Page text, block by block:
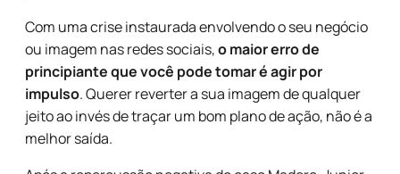
Com uma crise instaurada envolvendo o seu negócio
ou imagem nas redes sociais,o maior erro de
principiante que você pode tomar é agir por
impulso. Querer reverter a sua imagem de qualquer
jeito ao invés de traçar um bom plano de ação, não é a
melhor saída.